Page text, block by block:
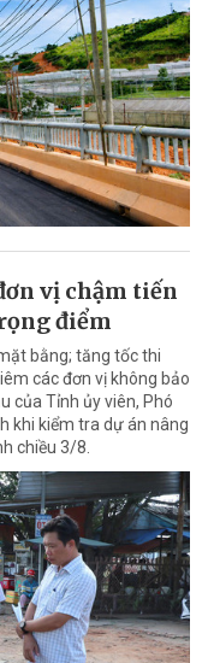
vị chậm tiến
điểm
bằng; tăng tốc thi
các đơn vị không bảo
của Tỉnh ủy viên, Phó
khi kiểm tra dự án nâng
chiều 3/8.